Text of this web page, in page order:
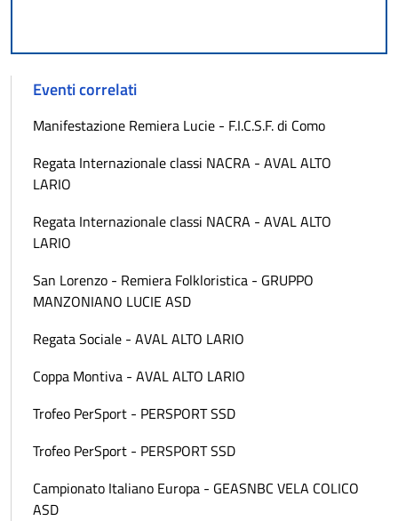
Eventi correlati
Manifestazione Remiera Lucie - F.I.C.S.F. di Como
Regata Internazionale classi NACRA - AVAL ALTO
LARIO
Regata Internazionale classi NACRA - AVAL ALTO
LARIO
San Lorenzo - Remiera Folkloristica - GRUPPO
MANZONIANO LUCIE ASD
Regata Sociale - AVAL ALTO LARIO
Coppa Montiva - AVAL ALTO LARIO
Trofeo PerSport - PERSPORT SSD
Trofeo PerSport - PERSPORT SSD
Campionato Italiano Europa - GEASNBC VELA COLICO
ASD